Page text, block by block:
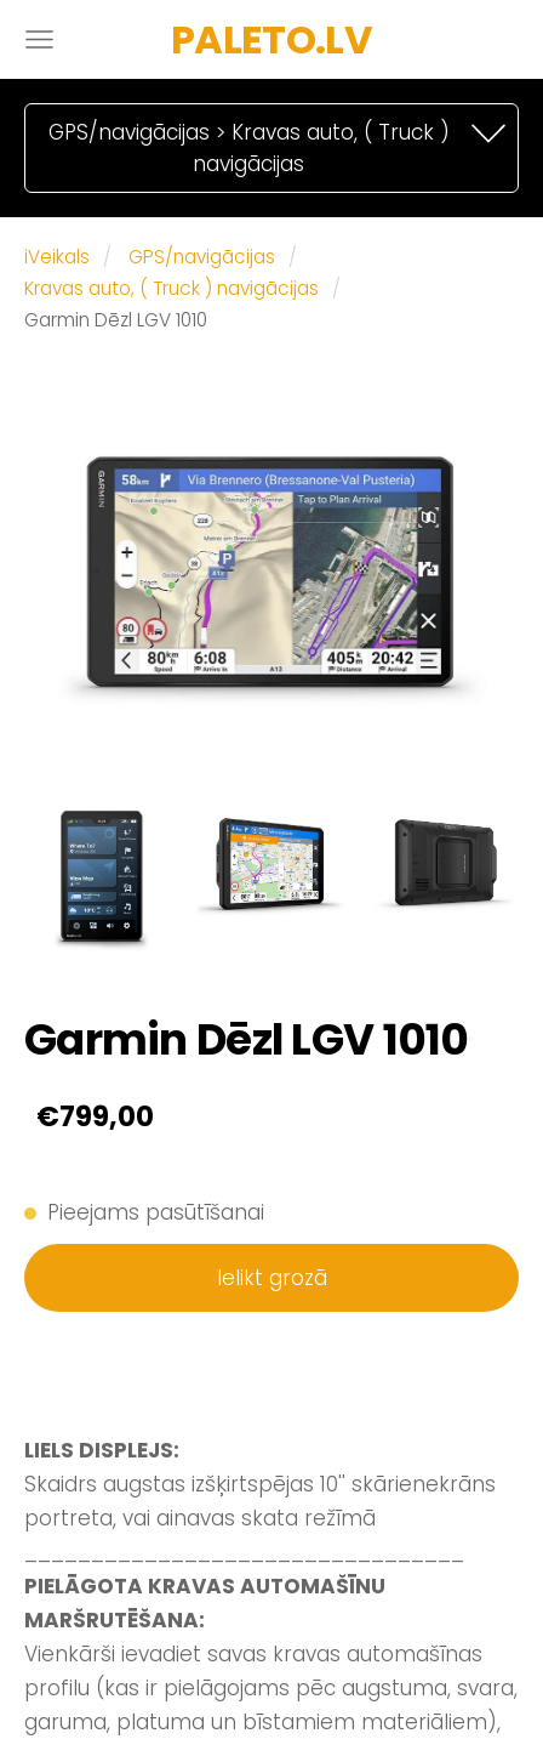
PALETO.LV
GPS/navigācijas > Kravas auto, ( Truck )
navigācijas
iVeikals
GPS/navigācijas
Kravas auto, ( Truck ) navigācijas
Garmin Dēzl LGV 1010
Garmin Dēzl LGV 1010
€799,00
Pieejams pasūtīšanai
Ielikt grozā
LIELS DISPLEJS:
Skaidrs augstas izšķirtspējas 10'' skārienekrāns
portreta, vai ainavas skata režīmā
PIELĀGOTA KRAVAS AUTOMAŠĪNU
MARŠRUTĒŠANA:
Vienkārši ievadiet savas kravas automašīnas
profilu (kas ir pielāgojams pēc augstuma, svara,
garuma, platuma un bīstamiem materiāliem),